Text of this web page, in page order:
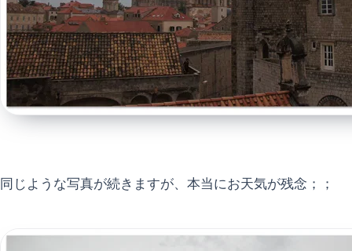
同じような写真が続きますが、本当にお天気が残念；；